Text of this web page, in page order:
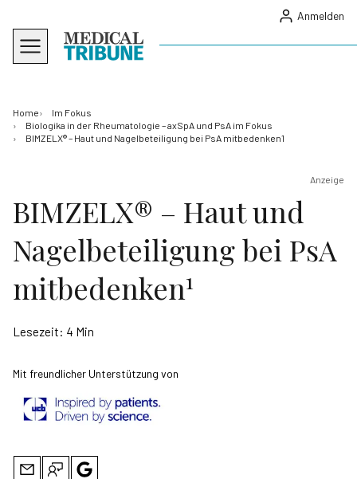
Anmelden
Home
Im Fokus
Biologika in der Rheumatologie – axSpA und PsA im Fokus
BIMZELX® – Haut und Nagelbeteiligung bei PsA mitbedenken1
Anzeige
BIMZELX® – Haut und
Nagelbeteiligung bei PsA
mitbedenken1
Lesezeit: 4 Min
Mit freundlicher Unterstützung von